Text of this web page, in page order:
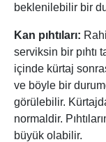
beklenilebilir bir
Kan pıhtıları:
serviksin bir pıhtı
içinde kürtaj
ve böyle bir
görülebilir.
normaldir.
büyük olabilir.